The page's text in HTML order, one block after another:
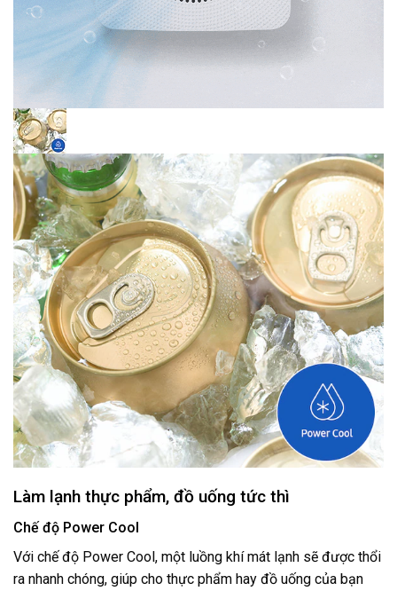
Làm lạnh thực phẩm, đồ uống tức thì
Chế độ Power Cool
Với chế độ Power Cool, một luồng khí mát lạnh sẽ được thổi
ra nhanh chóng, giúp cho thực phẩm hay đồ uống của bạn